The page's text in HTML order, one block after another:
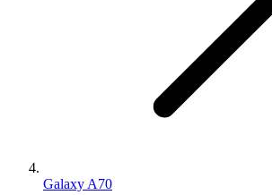
Galaxy A70